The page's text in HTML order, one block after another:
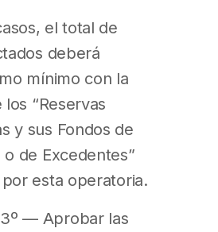
el total de
deberá
mínimo con la
“Reservas
y sus Fondos de
de Excedentes”
esta operatoria.
3º — Aprobar las